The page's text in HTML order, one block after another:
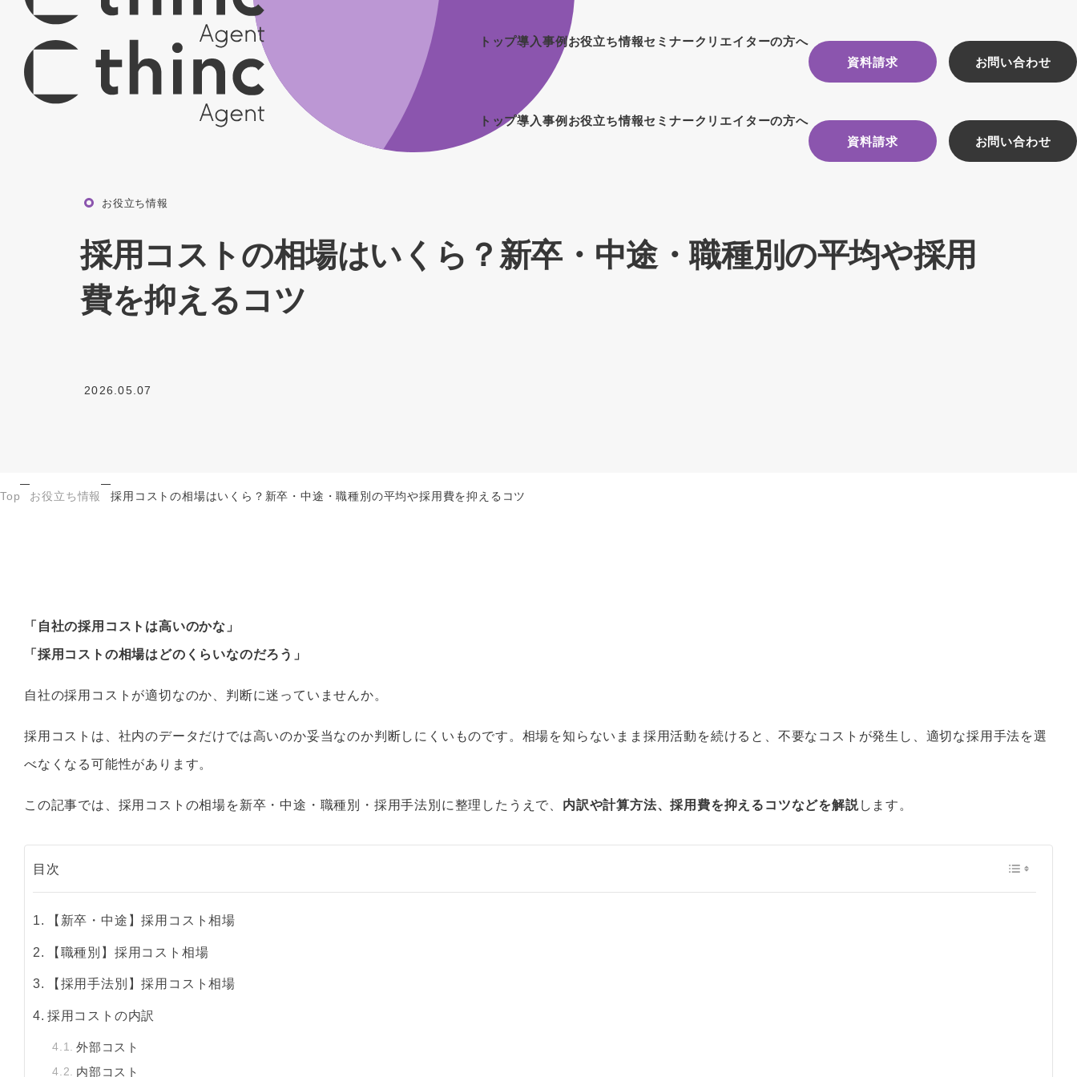
トップ導入事例 お役立ち情報セミナークリエイターの方へ
資料請求
お問い合わせ
お役立ち情報
採用コストの相場はいくら？新卒・中途・職種別の平均や採用
費を抑えるコツ
2026.05.07
Top お役立ち情報 採用コストの相場はいくら？新卒・中途・職種別の平均や採用費を抑えるコツ
「自社の採用コストは高いのかな」
「採用コストの相場はどのくらいなのだろう」
自社の採用コストが適切なのか、判断に迷っていませんか。
採用コストは、社内のデータだけでは高いのか妥当なのか判断しにくいものです。相場を知らないまま採用活動を続けると、不要なコストが発生し、適切な採用手法を選
べなくなる可能性があります。
この記事では、採用コストの相場を新卒・中途・職種別・採用手法別に整理したうえで、 内訳や計算方法、採用費を抑えるコツなどを解説します。
目次
【新卒・中途】採用コスト相場
【職種別】採用コスト相場
【採用手法別】採用コスト相場
採用コストの内訳
外部コスト
内部コスト
トップ導入事例お役立ち情報セミナークリエイターの方へ
資料請求
お問い合わせ